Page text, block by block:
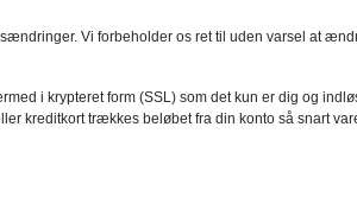
Vi forbeholder os ret til uden varsel at
i krypteret form (SSL) som det kun er dig og
kreditkort trækkes beløbet fra din konto så snart